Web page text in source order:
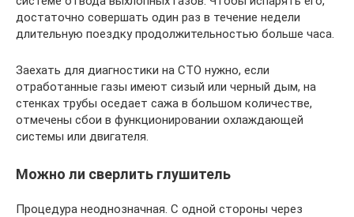
достаточно совершать один раз в течение недели
длительную поездку продолжительностью больше часа.
Заехать для диагностики на СТО нужно, если
отработанные газы имеют сизый или черный дым, на
стенках трубы оседает сажа в большом количестве,
отмечены сбои в функционировании охлаждающей
системы или двигателя.
Можно ли сверлить глушитель
Процедура неоднозначная. С одной стороны через